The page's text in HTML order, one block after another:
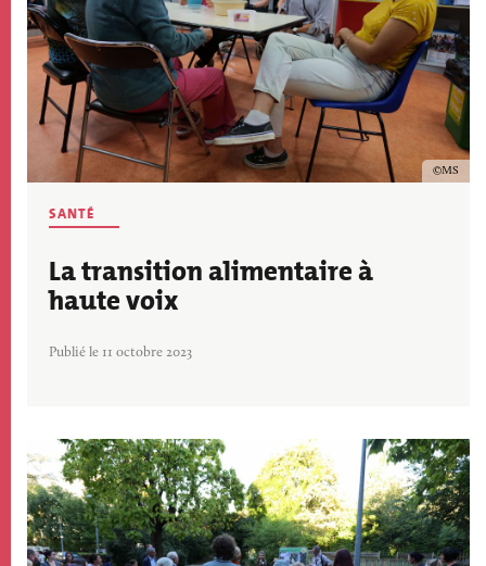
MS
SANTÉ
La transition alimentaire à
haute voix
Publié le 11 octobre 2023
Image